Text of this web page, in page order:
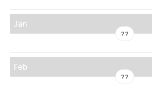
Jan
??
Feb
??